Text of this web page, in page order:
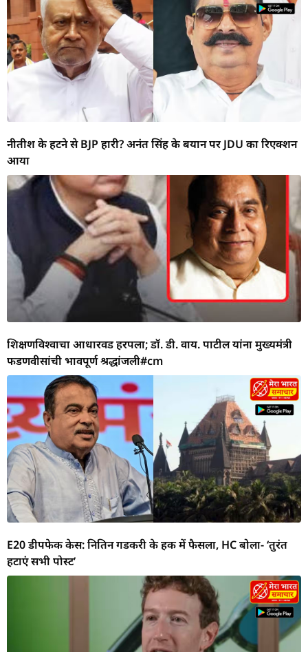
नीतीश के हटने से BJP हारी? अनंत सिंह के बयान पर JDU का रिएक्शन
आया
शिक्षणविश्वाचा आधारवड हरपला; डॉ. डी. वाय. पाटील यांना मुख्यमंत्री
फडणवीसांची भावपूर्ण श्रद्धांजली#cm
E20 डीपफेक केस: नितिन गडकरी के हक में फैसला, HC बोला- ‘तुरंत
हटाएं सभी पोस्ट’